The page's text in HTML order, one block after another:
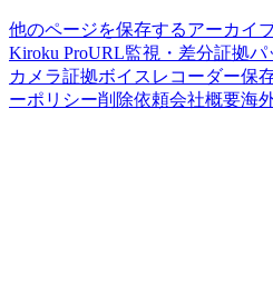
他のページを保存するアーカイ
Kiroku ProURL監視・差分証拠パ
カメラ証拠ボイスレコーダー保
ーポリシー削除依頼会社概要海